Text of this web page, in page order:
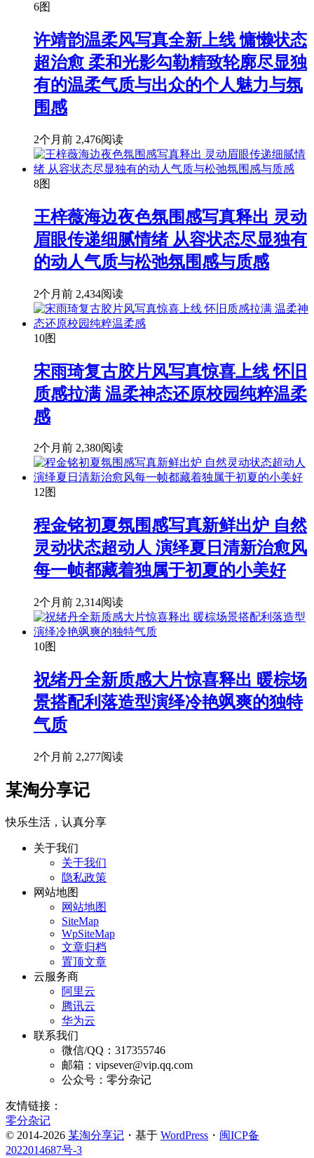
6图
许靖韵温柔风写真全新上线 慵懒状态
超治愈 柔和光影勾勒精致轮廓尽显独
有的温柔气质与出众的个人魅力与氛
围感
2个月前 2,476阅读
8图
王梓薇海边夜色氛围感写真释出 灵动
眉眼传递细腻情绪 从容状态尽显独有
的动人气质与松弛氛围感与质感
2个月前 2,434阅读
10图
宋雨琦复古胶片风写真惊喜上线 怀旧
质感拉满 温柔神态还原校园纯粹温柔
感
2个月前 2,380阅读
12图
程金铭初夏氛围感写真新鲜出炉 自然
灵动状态超动人 演绎夏日清新治愈风
每一帧都藏着独属于初夏的小美好
2个月前 2,314阅读
10图
祝绪丹全新质感大片惊喜释出 暖棕场
景搭配利落造型演绎冷艳飒爽的独特
气质
2个月前 2,277阅读
某淘分享记
快乐生活，认真分享
关于我们
关于我们
隐私政策
网站地图
网站地图
SiteMap
WpSiteMap
文章归档
置顶文章
云服务商
阿里云
腾讯云
华为云
联系我们
微信/QQ：317355746
邮箱：vipsever@vip.qq.com
公众号：零分杂记
友情链接：
零分杂记
© 2014-2026 某淘分享记 ・基于 WordPress ・ 闽ICP备
2022014687号-3